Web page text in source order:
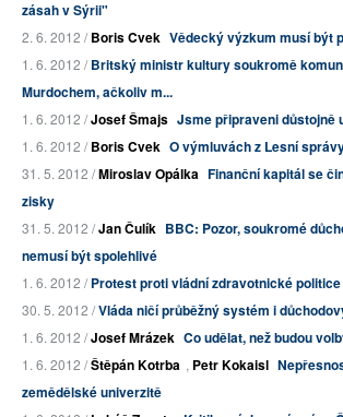
zásah v Sýrii"
2. 6. 2012 /Boris Cvek Vědecký výzkum musí být
1. 6. 2012 /Britský ministr kultury soukromě
Murdochem, ačkoliv m...
1. 6. 2012 /Josef Šmajs Jsme připraveni důstojně
1. 6. 2012 /Boris Cvek O výmluvách z Lesní
31. 5. 2012 /Miroslav Opálka Finanční kapitál se
zisky
31. 5. 2012 /Jan Čulík BBC: Pozor, soukromé
nemusí být spolehlivé
1. 6. 2012 /Protest proti vládní zdravotnické politice
30. 5. 2012 /Vláda ničí průběžný systém i
1. 6. 2012 /Josef Mrázek Co udělat, než budou
1. 6. 2012 /Štěpán Kotrba , Petr Kokaisl
zemědělské univerzitě